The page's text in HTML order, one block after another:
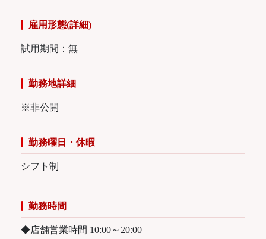
雇用形態(詳細)
試用期間：無
勤務地詳細
※非公開
勤務曜日・休暇
シフト制
勤務時間
◆店舗営業時間 10:00～20:00